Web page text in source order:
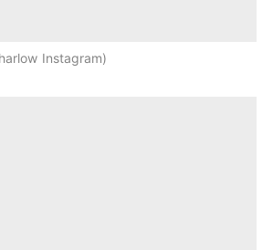
Instagram